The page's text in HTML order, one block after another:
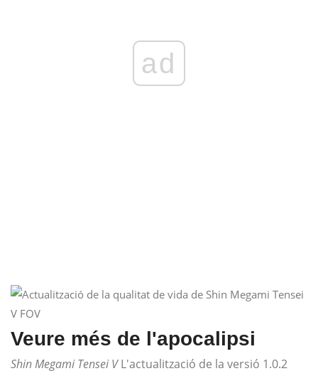
ad
Veure més de l'apocalipsi
Shin Megami Tensei VL'actualització de la versió 1.0.2